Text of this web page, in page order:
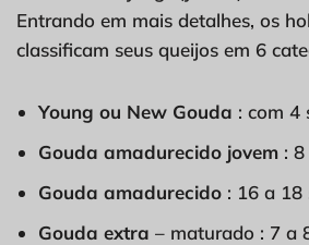
Entrando em mais detalhes, os
classificam seus queijos em 6
Young ou New Gouda : com 4
Gouda amadurecido jovem :
Gouda amadurecido : 16 a 18
Gouda extra – maturado : 7 a